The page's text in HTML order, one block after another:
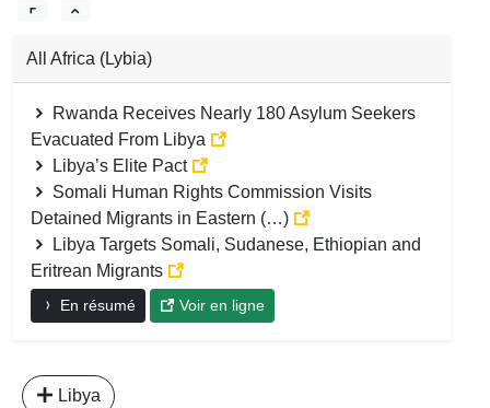
All Africa (Lybia)
Rwanda Receives Nearly 180 Asylum Seekers
Evacuated From Libya
Libya’s Elite Pact
Somali Human Rights Commission Visits
Detained Migrants in Eastern (…)
Libya Targets Somali, Sudanese, Ethiopian and
Eritrean Migrants
En résumé Voir en ligne
Libya